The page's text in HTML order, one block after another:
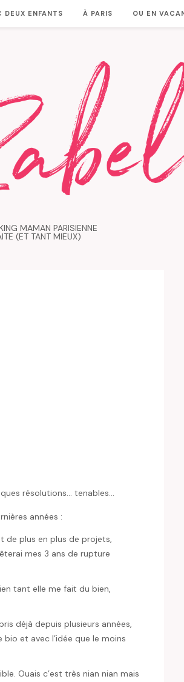
DEUX ENFANTS À PARIS OU EN
MAMAN PARISIENNE
(ET TANT MIEUX)
résolutions… tenables…
années :
de plus en plus de projets,
mes 3 ans de rupture
tant elle me fait du bien,
déjà depuis plusieurs années,
et avec l’idée que le moins
Ouais c’est très nian nian mais